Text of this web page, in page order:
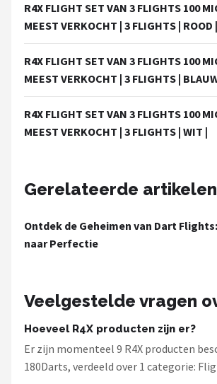
KOTO
Unicorn
Red Dragon
Alle merken →
R4X FLIGHT SET VAN 3 FLIGHTS 100
MEEST VERKOCHT | 3 FLIGHTS | ROOD |
R4X FLIGHT SET VAN 3 FLIGHTS 100
MEEST VERKOCHT | 3 FLIGHTS |
R4X FLIGHT SET VAN 3 FLIGHTS 100
MEEST VERKOCHT | 3 FLIGHTS | WIT |
Gerelateerde artikelen
Ontdek de Geheimen van Dart
naar Perfectie
Veelgestelde vragen
Hoeveel R4X producten zijn er?
Er zijn momenteel 9 R4X producten
180Darts, verdeeld over 1 categorie: